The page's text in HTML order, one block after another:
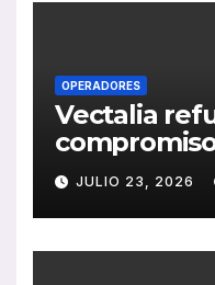
OPERADORES
Vectalia
publicación
de RSC 2025
JULIO 23, 2026